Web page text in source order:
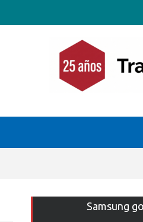
Samsung